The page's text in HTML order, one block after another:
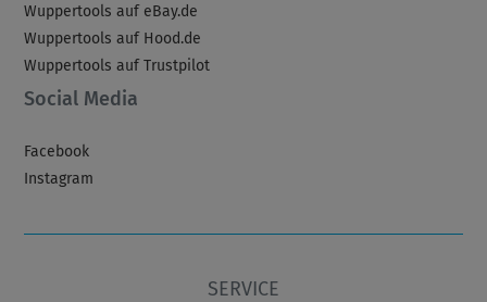
Wuppertools auf eBay.de
Wuppertools auf Hood.de
Wuppertools auf Trustpilot
Social Media
Facebook
Instagram
SERVICE